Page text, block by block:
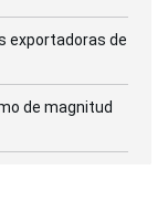
exportadoras de
de magnitud